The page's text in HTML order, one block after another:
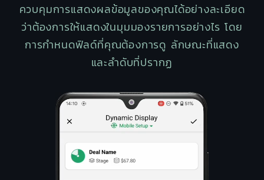
ควบคุมการแสดงผลข้อมูลของคุณได้อย่างละเอียด
ว่าต้องการให้แสดงในมุมมองรายการอย่างไร โดย
การกำหนดฟิลด์ที่คุณต้องการดู ลักษณะที่แสดง
และลำดับที่ปรากฏ